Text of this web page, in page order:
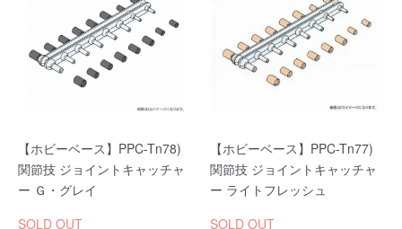
【ホビーベース】PPC-Tn78)
関節技 ジョイントキャッチャ
ー Ｇ・グレイ
SOLD OUT
【ホビーベース】PPC-Tn77)
関節技 ジョイントキャッチャ
ー ライトフレッシュ
SOLD OUT